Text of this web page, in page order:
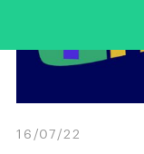
16/07/22